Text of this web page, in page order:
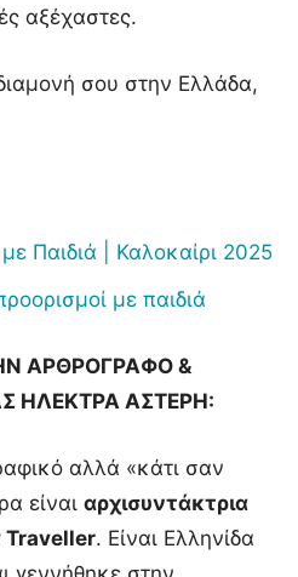
αξέχαστες.
σου στην Ελλάδα,
Παιδιά | Καλοκαίρι 2025
με παιδιά
ΑΡΘΡΟΓΡΑΦΟ &
ΗΛΕΚΤΡΑ ΑΣΤΕΡΗ:
αλλά «κάτι σαν
είναι αρχισυντάκτρια
Traveller. Είναι Ελληνίδα